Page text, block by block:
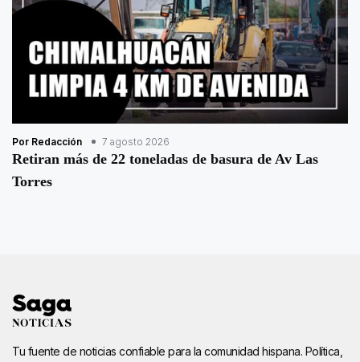
Por Redacción 7 agosto 2026
Retiran más de 22 toneladas de basura de Av Las
Torres
Tu fuente de noticias confiable para la comunidad hispana. Política,